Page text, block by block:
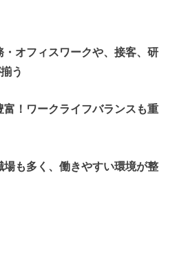
オフィスワークや、接客、研
う
！ワークライフバランスも重
も多く、働きやすい環境が整